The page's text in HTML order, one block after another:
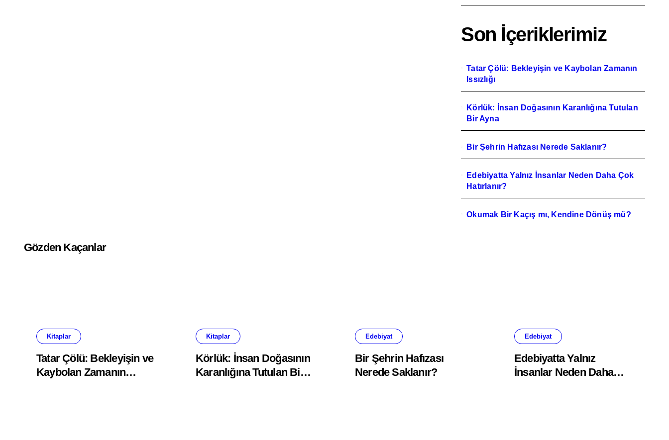
Son İçeriklerimiz
Tatar Çölü: Bekleyişin ve Kaybolan Zamanın
Issızlığı
Körlük: İnsan Doğasının Karanlığına Tutulan
Bir Ayna
Bir Şehrin Hafızası Nerede Saklanır?
Edebiyatta Yalnız İnsanlar Neden Daha Çok
Hatırlanır?
Okumak Bir Kaçış mı, Kendine Dönüş mü?
Gözden Kaçanlar
Kitaplar
Tatar Çölü: Bekleyişin ve
Kaybolan Zamanın
Kitaplar
Körlük: İnsan Doğasının
Karanlığına Tutulan Bir
Edebiyat
Bir Şehrin Hafızası
Nerede Saklanır?
Edebiyat
Edebiyatta Yalnız
İnsanlar Neden Daha